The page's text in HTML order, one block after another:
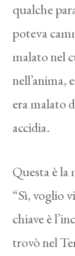
qualche
poteva
malato nel
nell’anima,
era malato
accidia.
Questa è la
“Sì, voglio
chiave è
trovò nel